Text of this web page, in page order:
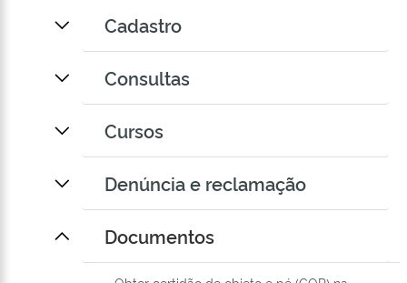
Cadastro
Consultas
Cursos
Denúncia e reclamação
Documentos